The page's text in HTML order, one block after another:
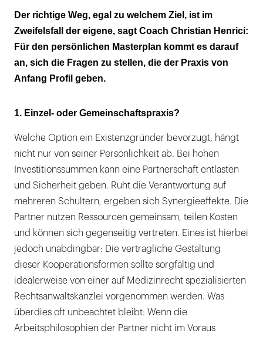
Der richtige Weg, egal zu welchem Ziel, ist im
Zweifelsfall der eigene, sagt Coach Christian Henrici:
Für den persönlichen Masterplan kommt es darauf
an, sich die Fragen zu stellen, die der Praxis von
Anfang Profil geben.
1. Einzel- oder Gemeinschaftspraxis?
Welche Option ein Existenzgründer bevorzugt, hängt
nicht nur von seiner Persönlichkeit ab. Bei hohen
Investitionssummen kann eine Partnerschaft entlasten
und Sicherheit geben. Ruht die Verantwortung auf
mehreren Schultern, ergeben sich Synergieeffekte. Die
Partner nutzen Ressourcen gemeinsam, teilen Kosten
und können sich gegenseitig vertreten. Eines ist hierbei
jedoch unabdingbar: Die vertragliche Gestaltung
dieser Kooperationsformen sollte sorgfältig und
idealerweise von einer auf Medizinrecht spezialisierten
Rechtsanwaltskanzlei vorgenommen werden. Was
überdies oft unbeachtet bleibt: Wenn die
Arbeitsphilosophien der Partner nicht im Voraus